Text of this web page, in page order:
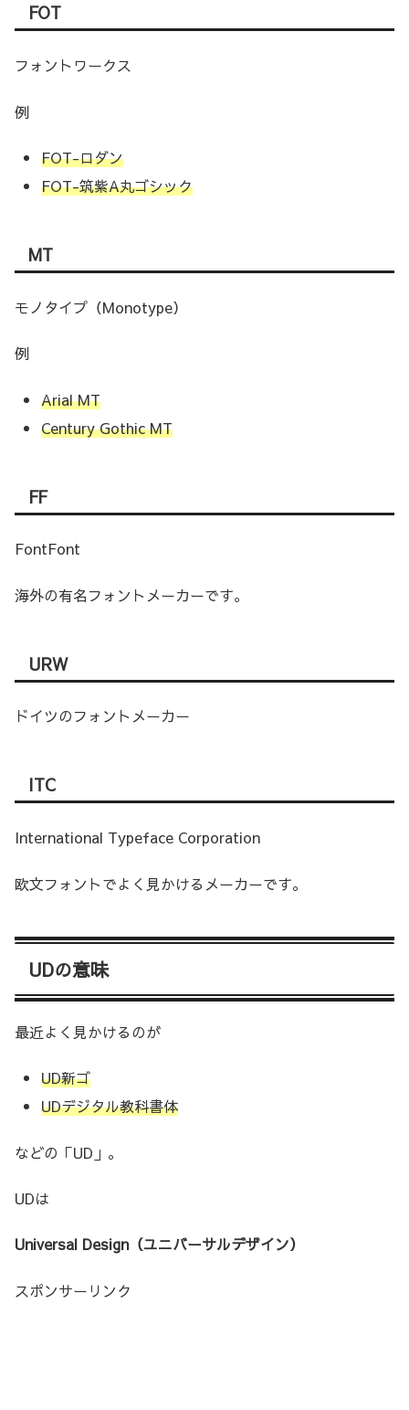
FOT
フォントワークス
例
FOT-ロダン
FOT-筑紫A丸ゴシック
MT
モノタイプ（Monotype）
例
Arial MT
Century Gothic MT
FF
FontFont
海外の有名フォントメーカーです。
URW
ドイツのフォントメーカー
ITC
International Typeface Corporation
欧文フォントでよく見かけるメーカーです。
UDの意味
最近よく見かけるのが
UD新ゴ
UDデジタル教科書体
などの「UD」。
UDは
Universal Design（ユニバーサルデザイン）
スポンサーリンク